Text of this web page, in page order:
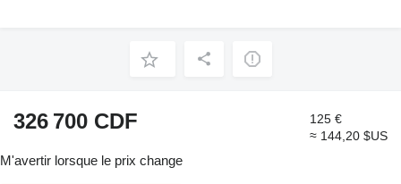
326 700 CDF
125 €
≈ 144,20 $US
M'avertir lorsque le prix change